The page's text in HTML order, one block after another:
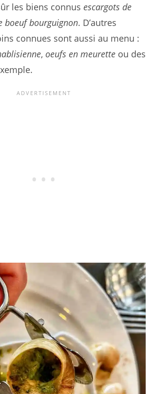
les biens connus escargots de
boeuf bourguignon. D’autres
connues sont aussi au menu :
, oeufs en meurette ou des